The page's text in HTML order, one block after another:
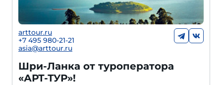
arttour.ru
+7 495 980-21-21
asia@arttour.ru
Шри-Ланка от туроператора
«АРТ-ТУР»!